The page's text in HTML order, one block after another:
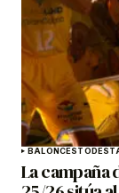
BALONCESTO
La campaña